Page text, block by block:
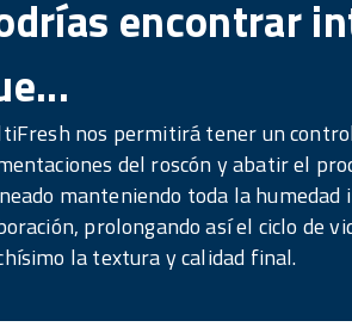
encontrar
nos permitirá tener un
del roscón y abatir el
manteniendo toda la humedad
prolongando así el ciclo de
la textura y calidad final.